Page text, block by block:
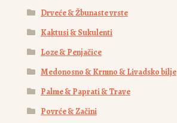
Drveće & Žbunaste vrste
Kaktusi & Sukulenti
Loze & Penjačice
Medonosno & Krmno & Livadsko bilje
Palme & Paprati & Trave
Povrće & Začini